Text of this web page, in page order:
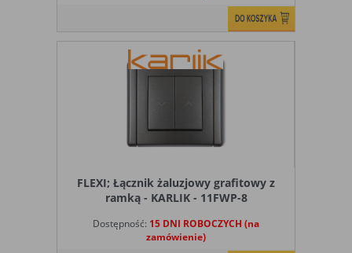
FLEXI; Łącznik żaluzjowy grafitowy z
ramką - KARLIK - 11FWP-8
Dostępność: 15 DNI ROBOCZYCH (na
zamówienie)